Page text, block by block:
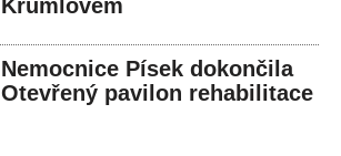
Krumlovem
Nemocnice Písek dokončila
Otevřený pavilon rehabilitace